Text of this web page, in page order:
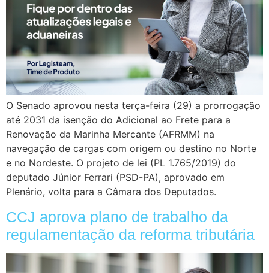
O Senado aprovou nesta terça-feira (29) a prorrogação
até 2031 da isenção do Adicional ao Frete para a
Renovação da Marinha Mercante (AFRMM) na
navegação de cargas com origem ou destino no Norte
e no Nordeste. O projeto de lei (PL 1.765/2019) do
deputado Júnior Ferrari (PSD-PA), aprovado em
Plenário, volta para a Câmara dos Deputados.
CCJ aprova plano de trabalho da
regulamentação da reforma tributária